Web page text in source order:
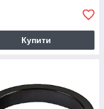
Купити